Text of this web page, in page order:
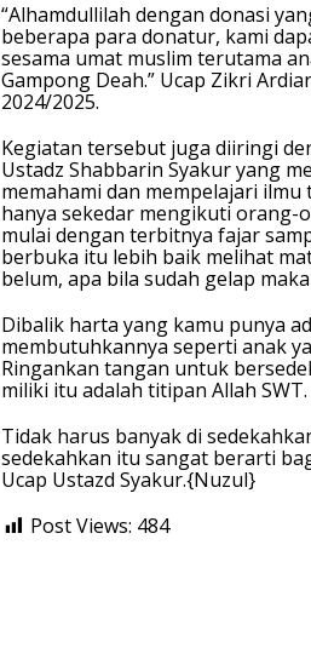
“Alhamdullilah dengan donasi
beberapa para donatur, kami
sesama umat muslim terutama
Gampong Deah.” Ucap Zikri
2024/2025.
Kegiatan tersebut juga diiringi
Ustadz Shabbarin Syakur yang
memahami dan mempelajari
hanya sekedar mengikuti orang-
mulai dengan terbitnya fajar
berbuka itu lebih baik melihat
belum, apa bila sudah gelap
Dibalik harta yang kamu punya
membutuhkannya seperti anak
Ringankan tangan untuk
miliki itu adalah titipan Allah SWT.
Tidak harus banyak di
sedekahkan itu sangat berarti
Ucap Ustazd Syakur.{Nuzul}
Post Views: 484